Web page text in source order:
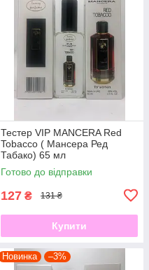
Тестер VIP MANCERA Red
Tobacco ( Мансера Ред
Табако) 65 мл
Готово до відправки
127 ₴ 131 ₴
Купити
Новинка –3%